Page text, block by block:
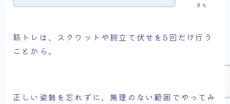
さち
筋トレは、スクワットや腕立て伏せを5回だけ行う
ことから。
正しい姿勢を忘れずに、無理のない範囲でやってみ